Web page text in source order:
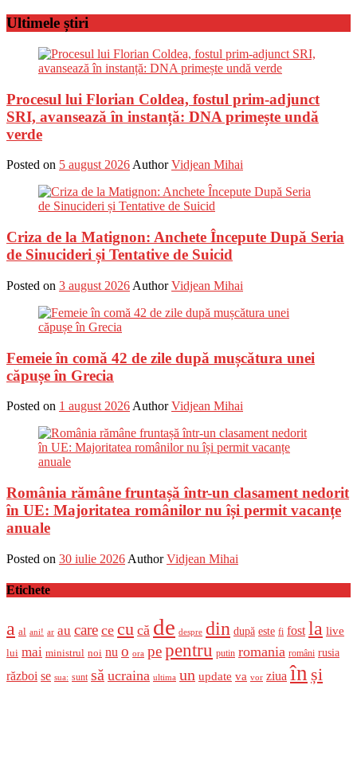
Ultimele știri
Procesul lui Florian Coldea, fostul prim-adjunct
SRI, avansează în instanță: DNA primește undă
verde
Posted on 5 august 2026 Author Vidjean Mihai
Criza de la Matignon: Anchete Începute După Seria
de Sinucideri și Tentative de Suicid
Posted on 3 august 2026 Author Vidjean Mihai
Femeie în comă 42 de zile după mușcătura unei
căpușe în Grecia
Posted on 1 august 2026 Author Vidjean Mihai
România rămâne fruntașă într-un clasament nedorit
în UE: Majoritatea românilor nu își permit vacanțe
anuale
Posted on 30 iulie 2026 Author Vidjean Mihai
Etichete
a al ani! ar au care ce cu că de despre din după este fi fost la live
lui mai ministrul noi nu o ora pepentru putin romania români rusia
război se sua: sunt să ucraina ultima un update va vor ziua în și